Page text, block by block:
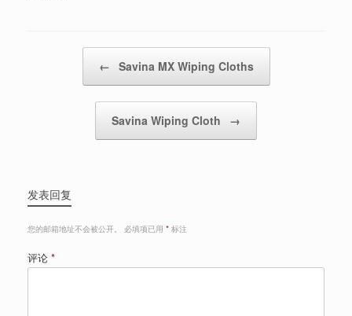
← Savina MX Wiping Cloths
Savina Wiping Cloth →
发表回复
您的邮箱地址不会被公开。 必填项已用 * 标注
评论 *